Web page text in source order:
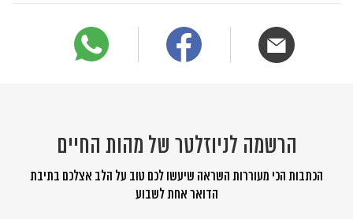
הרשמה לניוזלטר של מהות החיים
הכתבות הכי מעוררות השראה שיעשו לכם טוב על הלב אצלכם בתיבת
הדואר אחת לשבוע